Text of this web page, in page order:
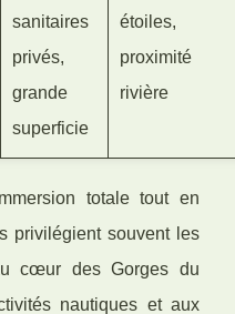
sanitaires
privés,
grande
superficie
étoiles,
proximité
rivière
totale tout en
privilégient souvent les
cœur des Gorges du
nautiques et aux